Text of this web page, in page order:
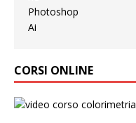
CORSI ONLINE